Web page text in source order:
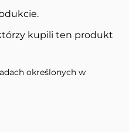
kupili ten produkt
określonych w